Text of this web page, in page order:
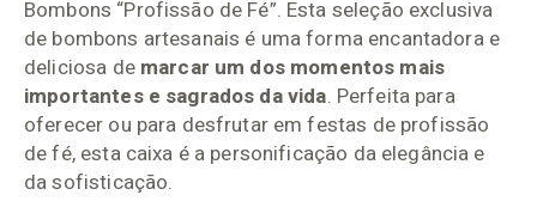
Bombons “Profissão de Fé”. Esta seleção exclusiva
de bombons artesanais é uma forma encantadora e
deliciosa de marcar um dos momentos mais
importantes e sagrados da vida. Perfeita para
oferecer ou para desfrutar em festas de profissão
de fé, esta caixa é a personificação da elegância e
da sofisticação.